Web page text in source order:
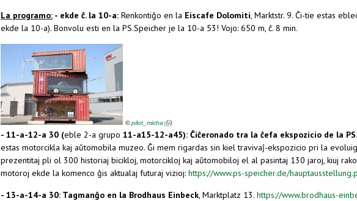
La programo: - ekde ĉ. la 10-a: Renkontiĝo en la Eiscafe Dolomiti, Marktstr. 9. Ĉi-tie estas
ekde la 10-a). Bonvolu esti en la PS.Speicher je la 10-a 53! Vojo: 650 m, ĉ. 8 min.
©pilot_micha )
- 11-a-12-a 30 (eble 2-a grupo 11-a15-12-a45): Ĉiĉeronado tra la ĉefa ekspozicio de la
estas motorcikla kaj aŭtomobila muzeo. Ĝi mem rigardas sin kiel travivaĵ-ekspozicio pri la
prezentitaj pli ol 300 historiaj bicikloj, motorcikloj kaj aŭtomobiloj el al pasintaj 130 jaroj, kiuj
motoroj ekde la komenco ĝis aktualaj futuraj vizioj: https://www.ps-speicher.de/
- 13-a-14-a 30: Tagmanĝo en la Brodhaus Einbeck, Marktplatz 13. https://www.brodhaus-